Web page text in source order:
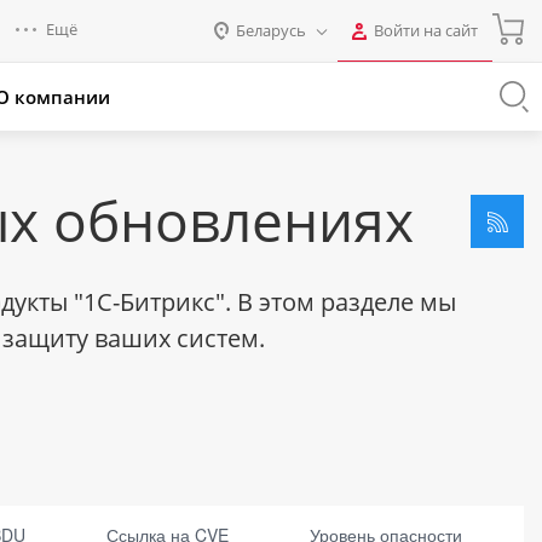
Ещё
Промо для партнеров
Беларусь Войти на сайт
Логин
Пароль
компании
обновлениях
"1С-Битрикс". В этом разделе мы
ваших систем.
Уровень опасности
Ссылка на CVE Уровень опасности